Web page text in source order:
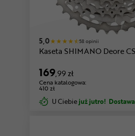
5,0 58 opinii
Kaseta SHIMANO Deore
169,99 zł
Cena katalogowa:
410 zł
U Ciebie już jutro!